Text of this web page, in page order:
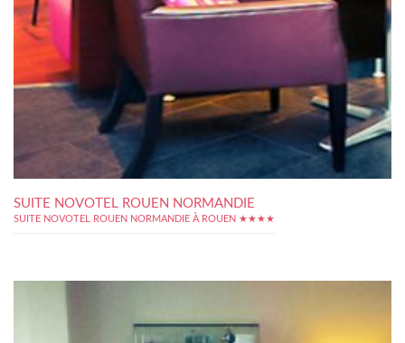
SUITE NOVOTEL ROUEN NORMANDIE
SUITE NOVOTEL ROUEN NORMANDIE À ROUEN ★★★★